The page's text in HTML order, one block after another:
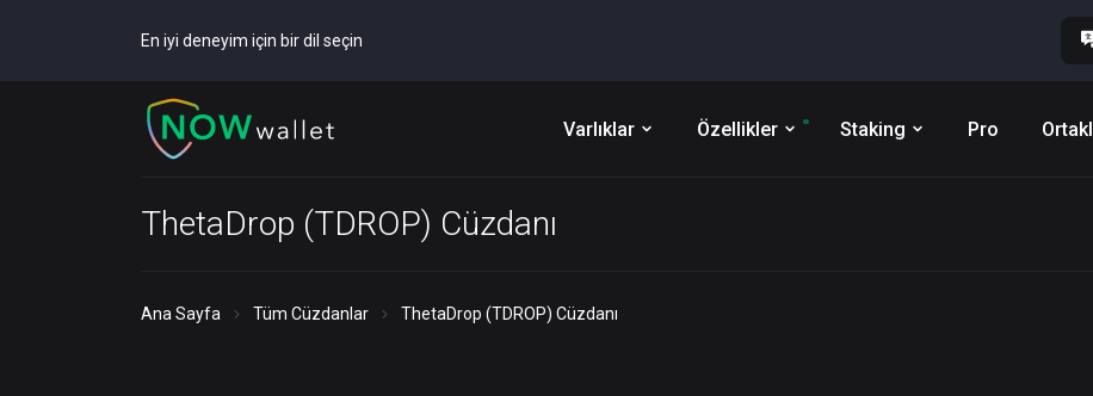
En iyi deneyim için bir dil seçin
Varlıklar Özellikler Staking Pro
ThetaDrop (TDROP) Cüzdanı
Ana Sayfa Tüm Cüzdanlar ThetaDrop (TDROP) Cüzdanı